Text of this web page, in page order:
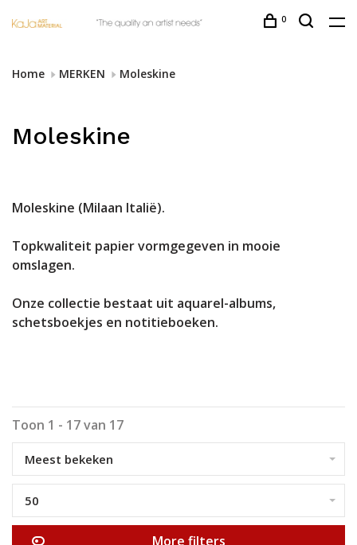
0
Home MERKEN Moleskine
Moleskine
Moleskine (Milaan Italië).
Topkwaliteit papier vormgegeven in mooie
omslagen.
Onze collectie bestaat uit aquarel-albums,
schetsboekjes en notitieboeken.
Toon 1 - 17 van 17
Meest bekeken
50
More filters